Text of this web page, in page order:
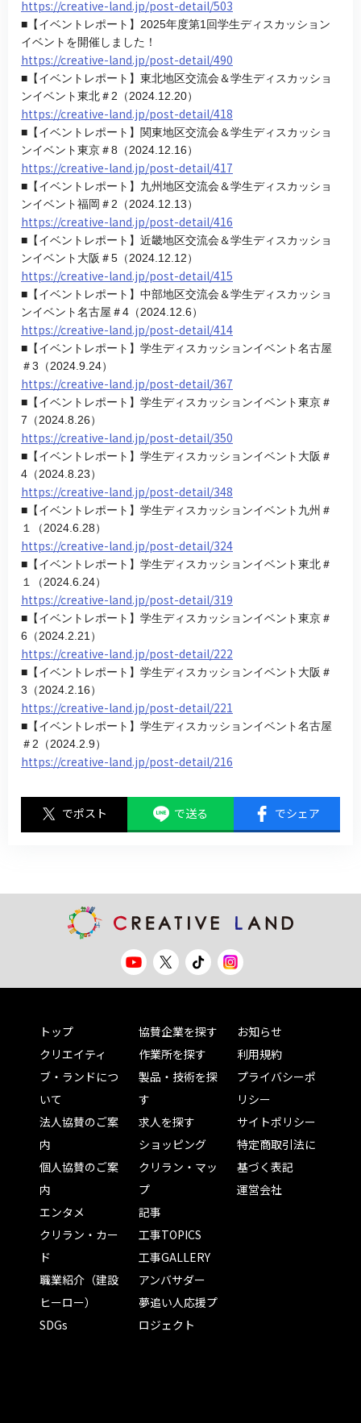
https://creative-land.jp/post-detail/503
■【イベントレポート】2025年度第1回学生ディスカッション
イベントを開催しました！
https://creative-land.jp/post-detail/490
■【イベントレポート】東北地区交流会＆学生ディスカッショ
ンイベント東北＃2（2024.12.20）
https://creative-land.jp/post-detail/418
■【イベントレポート】関東地区交流会＆学生ディスカッショ
ンイベント東京＃8（2024.12.16）
https://creative-land.jp/post-detail/417
■【イベントレポート】九州地区交流会＆学生ディスカッショ
ンイベント福岡＃2（2024.12.13）
https://creative-land.jp/post-detail/416
■【イベントレポート】近畿地区交流会＆学生ディスカッショ
ンイベント大阪＃5（2024.12.12）
https://creative-land.jp/post-detail/415
■【イベントレポート】中部地区交流会＆学生ディスカッショ
ンイベント名古屋＃4（2024.12.6）
https://creative-land.jp/post-detail/414
■【イベントレポート】学生ディスカッションイベント名古屋
＃3（2024.9.24）
https://creative-land.jp/post-detail/367
■【イベントレポート】学生ディスカッションイベント東京＃
7（2024.8.26）
https://creative-land.jp/post-detail/350
■【イベントレポート】学生ディスカッションイベント大阪＃
4（2024.8.23）
https://creative-land.jp/post-detail/348
■【イベントレポート】学生ディスカッションイベント九州＃
１（2024.6.28）
https://creative-land.jp/post-detail/324
■【イベントレポート】学生ディスカッションイベント東北＃
１（2024.6.24）
https://creative-land.jp/post-detail/319
■【イベントレポート】学生ディスカッションイベント東京＃
6（2024.2.21）
https://creative-land.jp/post-detail/222
■【イベントレポート】学生ディスカッションイベント大阪＃
3（2024.2.16）
https://creative-land.jp/post-detail/221
■【イベントレポート】学生ディスカッションイベント名古屋
＃2（2024.2.9）
https://creative-land.jp/post-detail/216
でポスト で送る でシェア
トップ
クリエイティ
ブ・ランドにつ
いて
法人協賛のご案
内
個人協賛のご案
内
エンタメ
クリラン・カー
ド
職業紹介（建設
ヒーロー）
SDGs
協賛企業を探す
作業所を探す
製品・技術を探
す
求人を探す
ショッピング
クリラン・マッ
プ
記事
工事TOPICS
工事GALLERY
アンバサダー
夢追い人応援プ
ロジェクト
お知らせ
利用規約
プライバシーポ
リシー
サイトポリシー
特定商取引法に
基づく表記
運営会社